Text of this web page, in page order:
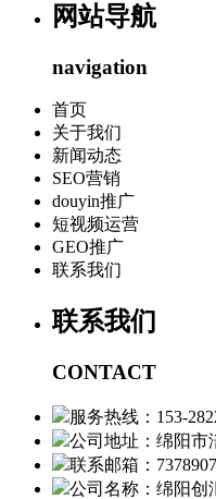
网站导航
navigation
首页
关于我们
新闻动态
SEO营销
douyin推广
短视频运营
GEO推广
联系我们
联系我们
CONTACT
服务热线：153-
公司地址：绵阳市
联系邮箱：
公司名称：绵阳创